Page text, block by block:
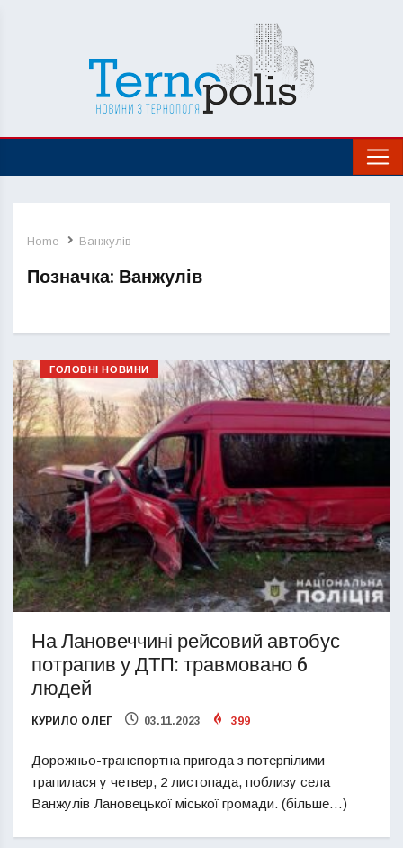
Home Ванжулів
Позначка: Ванжулів
ГОЛОВНІ НОВИНИ
На Лановеччині рейсовий автобус
потрапив у ДТП: травмовано 6
людей
КУРИЛО ОЛЕГ 03.11.2023 399
Дорожньо-транспортна пригода з потерпілими
трапилася у четвер, 2 листопада, поблизу села
Ванжулів Лановецької міської громади. (більше…)